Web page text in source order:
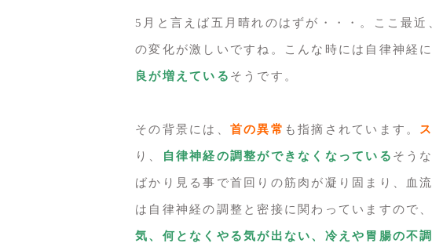
5月と言えば五月晴れのはずが・・・。ここ最
の変化が激しいですね。こんな時には自律神経
良が増えている そうです。
その背景には、 首の異常 も指摘されています。
り、 自律神経の調整ができなくなっている そう
ばかり見る事で首回りの筋肉が凝り固まり、血
は自律神経の調整と密接に関わっていますので、
気、何となくやる気が出ない、冷えや胃腸の不